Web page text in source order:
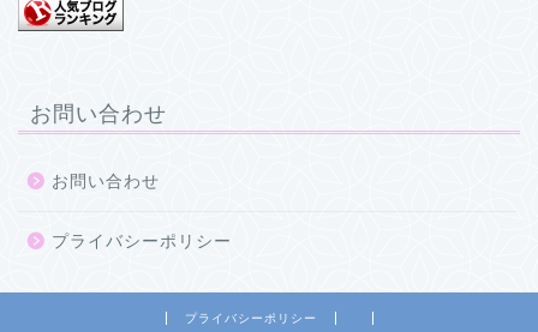
お問い合わせ
お問い合わせ
プライバシーポリシー
プライバシーポリシー